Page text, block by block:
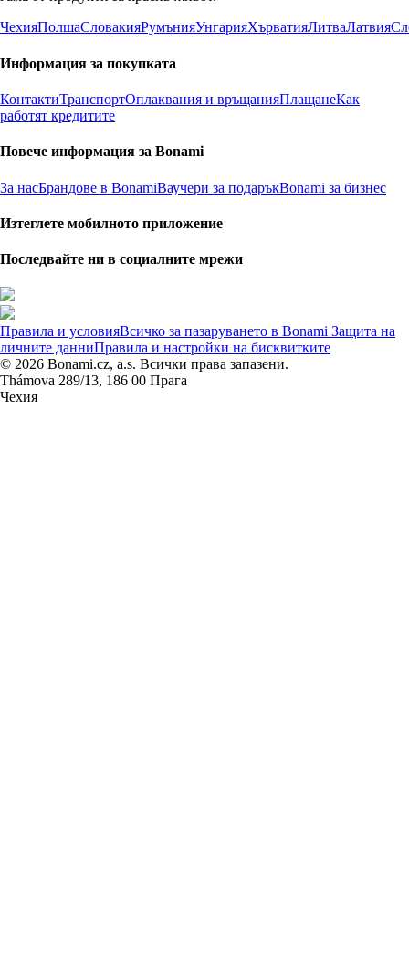
ЧехияПолшаСловакияРумънияУнгарияХърватияЛитваЛатвия
Информация за покупката
КонтактиТранспортОплаквания и връщанияПлащанеКак
работят кредитите
Повече информация за Bonami
За насБрандове в BonamiВаучери за подаръкBonami за бизнес
Изтеглете мобилното приложение
Последвайте ни в социалните мрежи
Правила и условияВсичко за пазаруването в Bonami Защита на
личните данниПравила и настройки на бисквитките
© 2026 Bonami.cz, a.s. Всички права запазени.
Thámova 289/13, 186 00 Прага
Чехия